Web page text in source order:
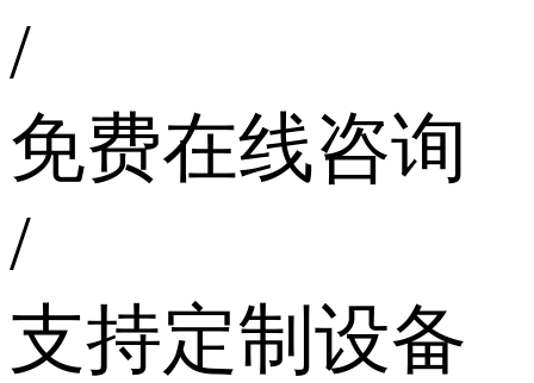
/
免费在线咨询
/
支持定制设备